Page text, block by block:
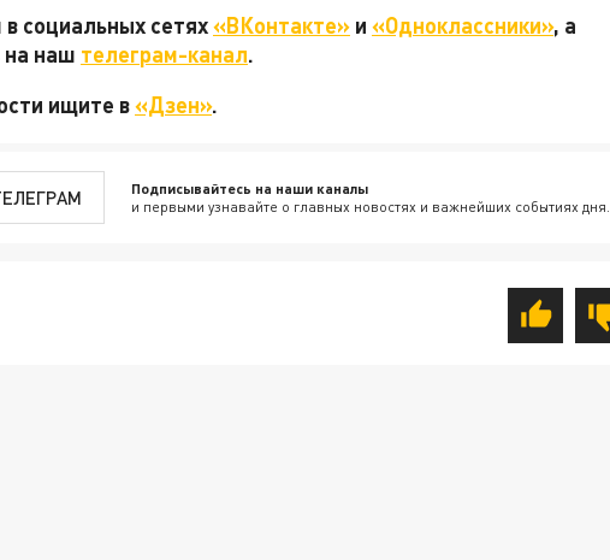
социальных сетях«ВКонтакте» и «Одноклассники», а
на наш телеграм-канал.
ищите в«Дзен».
Подписывайтесь на наши каналы
и первыми узнавайте о главных новостях и важнейших событиях дня.